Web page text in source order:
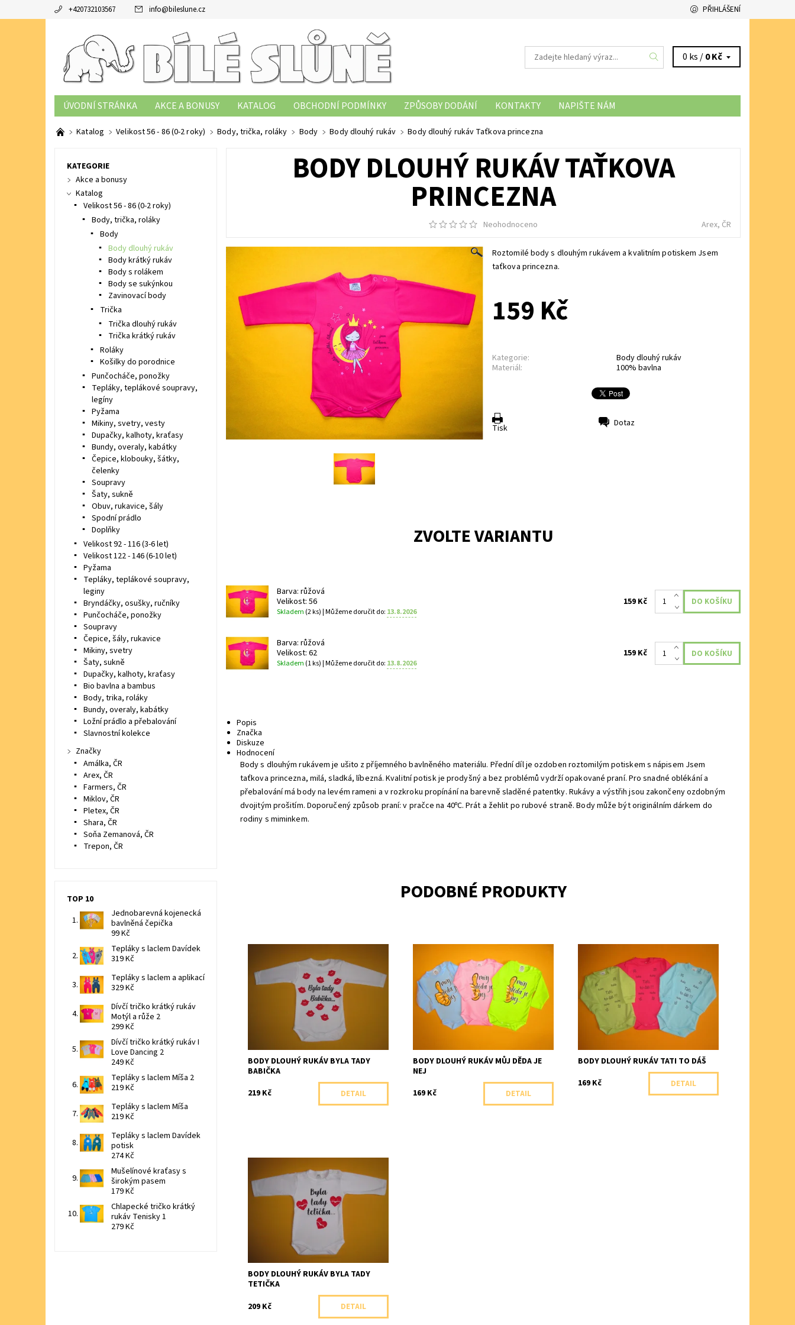
+420732103567 info@bileslune.cz PŘIHLÁŠENÍ
0 ks /0 Kč
ÚVODNÍ STRÁNKA AKCE A BONUSY KATALOG OBCHODNÍ PODMÍNKY ZPŮSOBY DODÁNÍ KONTAKTY
NAPIŠTE NÁM
TABULKY VELIKOSTÍ
PODMÍNKY OCHRANY OSOBNÍCH ÚDAJŮ HODNOCENÍ OBCHODU ZÁSADY POUŽÍVÁNÍ SOUBORŮ COOKIES
Katalog Velikost 56 - 86 (0-2 roky) Body, trička, roláky Body Body dlouhý rukáv Body dlouhý rukáv Taťkova princezna
BODY DLOUHÝ RUKÁV TAŤKOVA
PRINCEZNA
Neohodnoceno Arex, ČR
Roztomilé body s dlouhým rukávem a kvalitním potiskem Jsem
taťkova princezna.
159 Kč
Kategorie:
Body dlouhý rukáv
Materiál:
100% bavlna
Tisk Dotaz
ZVOLTE VARIANTU
Barva: růžová
Velikost: 56
Skladem (2 ks)| Můžeme doručit do: 13.8.2026
159 Kč
Barva: růžová
Velikost: 62
Skladem (1 ks)| Můžeme doručit do: 13.8.2026
159 Kč
Popis
Značka
Diskuze
Hodnocení
Body s dlouhým rukávem je ušito z příjemného bavlněného materiálu. Přední díl je ozdoben roztomilým potiskem s nápisem Jsem
taťkova princezna, milá, sladká, líbezná. Kvalitní potisk je prodyšný a bez problémů vydrží opakované praní. Pro snadné oblékání a
přebalování má body na levém rameni a v rozkroku propínání na barevně sladěné patentky. Rukávy a výstřih jsou zakončeny ozdobným
dvojitým prošitím. Doporučený způsob praní: v pračce na 40ᵒC. Prát a žehlit po rubové straně. Body může být originálním dárkem do
rodiny s miminkem.
PODOBNÉ PRODUKTY
Kojenecké body s potiskem pusinek a
veselým nápisem Byla tady Babička.
Skladem 3
Arex, ČR
BODY DLOUHÝ RUKÁV BYLA TADY
BABIČKA
219 Kč
DETAIL
Roztomilé body s dlouhým rukávem a
kvalitním potiskem Můj děda je nej…
Dostupnost:
Skladem 1
Značka:
Arex, ČR
BODY DLOUHÝ RUKÁV MŮJ DĚDA JE
NEJ
169 Kč
DETAIL
Jednobarevné body s dlouhým
rukávem pro nejmenší ze 100% bavlny.
Dostupnost:
Skladem 2
Značka:
Arex, ČR
BODY DLOUHÝ RUKÁV TATI TO DÁŠ
169 Kč
DETAIL
Roztomilé body s dlouhým rukávem a
vtipným nápisem: Byla tady tetička.
Skladem 2
Arex, ČR
BODY DLOUHÝ RUKÁV BYLA TADY
TETIČKA
209 Kč
DETAIL
KATEGORIE
Akce a bonusy
Katalog
Velikost 56 - 86 (0-2 roky)
Body, trička, roláky
Body
Body dlouhý rukáv
Body krátký rukáv
Body s rolákem
Body se sukýnkou
Zavinovací body
Trička
Trička dlouhý rukáv
Trička krátký rukáv
Roláky
Košilky do porodnice
Punčocháče, ponožky
Tepláky, teplákové soupravy,
legíny
Pyžama
Mikiny, svetry, vesty
Dupačky, kalhoty, kraťasy
Bundy, overaly, kabátky
Čepice, klobouky, šátky,
čelenky
Soupravy
Šaty, sukně
Obuv, rukavice, šály
Spodní prádlo
Doplňky
Velikost 92 - 116 (3-6 let)
Velikost 122 - 146 (6-10 let)
Pyžama
Tepláky, teplákové soupravy,
leginy
Bryndáčky, osušky, ručníky
Punčocháče, ponožky
Soupravy
Čepice, šály, rukavice
Mikiny, svetry
Šaty, sukně
Dupačky, kalhoty, kraťasy
Bio bavlna a bambus
Body, trika, roláky
Bundy, overaly, kabátky
Ložní prádlo a přebalování
Slavnostní kolekce
Značky
Amálka, ČR
Arex, ČR
Farmers, ČR
Miklov, ČR
Pletex, ČR
Shara, ČR
Soňa Zemanová, ČR
Trepon, ČR
TOP 10
Jednobarevná kojenecká
bavlněná čepička
99 Kč
Tepláky s laclem Davídek
319 Kč
Tepláky s laclem a aplikací
329 Kč
Dívčí tričko krátký rukáv
Motýl a růže 2
299 Kč
Dívčí tričko krátký rukáv I
Love Dancing 2
249 Kč
Tepláky s laclem Míša 2
219 Kč
Tepláky s laclem Míša
219 Kč
Tepláky s laclem Davídek
potisk
274 Kč
Mušelínové kraťasy s
širokým pasem
179 Kč
Chlapecké tričko krátký
rukáv Tenisky 1
279 Kč